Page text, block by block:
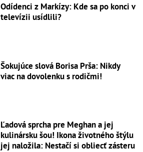
Odídenci z Markízy: Kde sa po konci v
televízii usídlili?
Šokujúce slová Borisa Prša: Nikdy
viac na dovolenku s rodičmi!
Ľadová sprcha pre Meghan a jej
kulinársku šou! Ikona životného štýlu
jej naložila: Nestačí si obliecť zásteru